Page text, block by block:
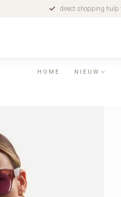
direct shopping hulp
HOME NIEUW